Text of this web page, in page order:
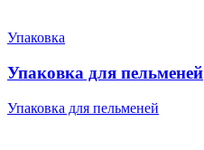
Упаковка
Упаковка для пельменей
Упаковка для пельменей